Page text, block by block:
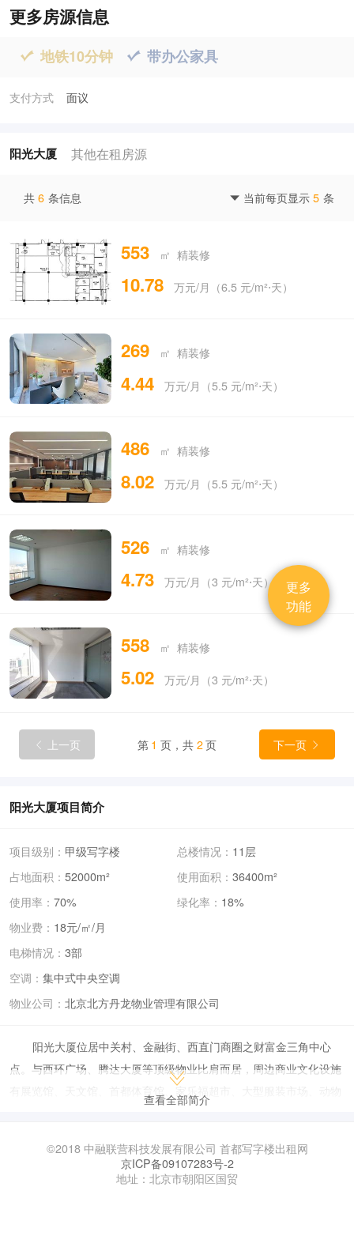
更多房源信息
 地铁10分钟  带办公家具
支付方式 面议
阳光大厦 其他在租房源
共 6 条信息  当前每页显示 5 条
553 ㎡ 精装修
10.78 万元/月（6.5 元/m²⋅天）
269 ㎡ 精装修
4.44 万元/月（5.5 元/m²⋅天）
486 ㎡ 精装修
8.02 万元/月（5.5 元/m²⋅天）
526 ㎡ 精装修
4.73 万元/月（3 元/m²⋅天）
558 ㎡ 精装修
5.02 万元/月（3 元/m²⋅天）
 上一页 第 1 页，共 2页 下一页 
阳光大厦项目简介
项目级别： 甲级写字楼 总楼情况： 11层
占地面积： 52000m² 使用面积： 36400m²
使用率： 70% 绿化率： 18%
物业费： 18元/㎡/月
电梯情况： 3部
空调： 集中式中央空调
物业公司： 北京北方丹龙物业管理有限公司
阳光大厦位居中关村、金融街、西直门商圈之财富金三角中心
点。与西环广场、腾达大厦等顶级物业比肩而居，周边商业文化设施
有展览馆、天文馆、首都体育馆、家乐福超市、大型服装市场、动物
层建筑面积：1500-1638平方米；整层框架式大开间布局，方正实
用，适合总部办公需求
查看全部简介
更多
功能
©2018 中融联营科技发展有限公司 首都写字楼出租网
京ICP备09107283号-2
地址：北京市朝阳区国贸